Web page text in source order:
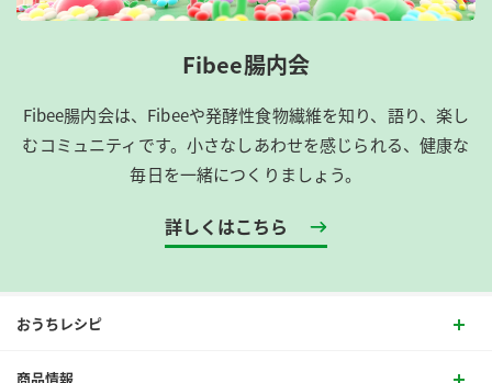
Fibee腸内会
Fibee腸内会は、​Fibeeや発酵性食物繊維を知り、語り、楽し
むコミュニティです。​小さなしあわせを感じられる、健康な
毎日を一緒につくりましょう。
詳しくはこちら
おうちレシピ
商品情報